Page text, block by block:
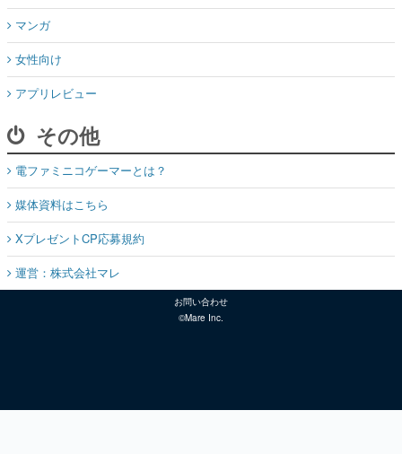
マンガ
女性向け
アプリレビュー
その他
電ファミニコゲーマーとは？
媒体資料はこちら
XプレゼントCP応募規約
運営：株式会社マレ
お問い合わせ
©Mare Inc.